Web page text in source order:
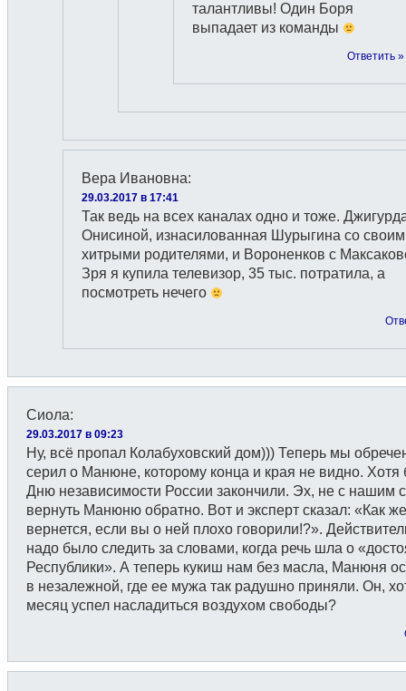
талантливы! Один Боря
выпадает из команды
Ответить »
Вера Ивановна:
29.03.2017 в 17:41
Так ведь на всех каналах одно и тоже.
Онисиной, изнасилованная Шурыгина со
хитрыми родителями, и Вороненков с
Зря я купила телевизор, 35 тыс. потратила, а
посмотреть нечего
Сиола:
29.03.2017 в 09:23
Ну, всё пропал Колабуховский дом))) Теперь мы
серил о Манюне, которому конца и края не видно. Хотя
Дню независимости России закончили. Эх, не с нашим
вернуть Манюню обратно. Вот и эксперт сказал: «Как
вернется, если вы о ней плохо говорили!?».
надо было следить за словами, когда речь шла о
Республики». А теперь кукиш нам без масла, Манюня
в незалежной, где ее мужа так радушно приняли. Он,
месяц успел насладиться воздухом свободы?